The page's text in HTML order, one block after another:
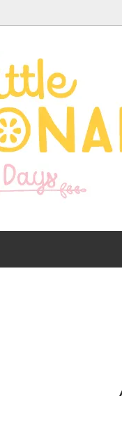
Goods - 雑
Brands
【出産ギフ
いにおすす
ご紹介